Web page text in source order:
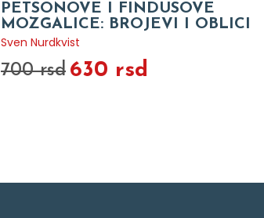
PETSONOVE I FINDUSOVE
MOZGALICE: BROJEVI I OBLICI
Sven Nurdkvist
700 rsd 630 rsd